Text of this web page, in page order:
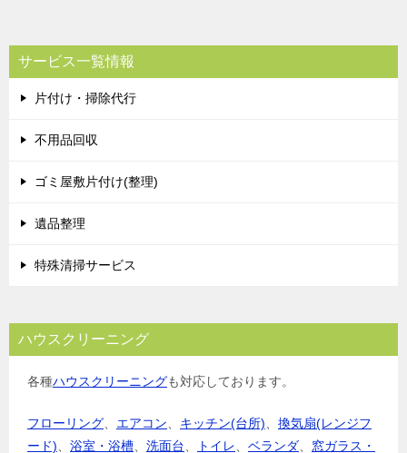
ビ
ゲ
ー
シ
サービス一覧情報
片付け・掃除代行
不用品回収
ゴミ屋敷片付け(整理)
遺品整理
特殊清掃サービス
ハウスクリーニング
各種ハウスクリーニングも対応しております。
フローリング エアコン キッチン(台所)
換気扇(レンジフ
ード)
浴室・浴槽 洗面台 トイレ ベランダ 窓ガラス・